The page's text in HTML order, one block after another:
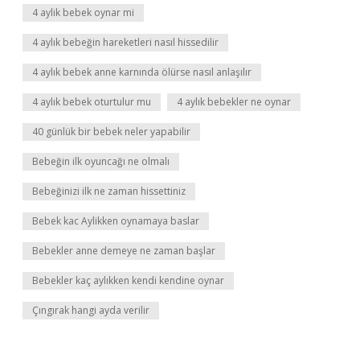
4 aylik bebek oynar mi
4 aylık bebeğin hareketleri nasıl hissedilir
4 aylık bebek anne karnında ölürse nasıl anlaşılır
4 aylık bebek oturtulur mu 4 aylık bebekler ne oynar
40 günlük bir bebek neler yapabilir
Bebeğin ilk oyuncağı ne olmalı
Bebeğinizi ilk ne zaman hissettiniz
Bebek kac Aylikken oynamaya baslar
Bebekler anne demeye ne zaman başlar
Bebekler kaç aylıkken kendi kendine oynar
Çıngırak hangi ayda verilir